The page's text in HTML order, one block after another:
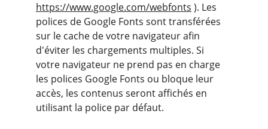
https://www.google.com/webfonts ). Les
polices de Google Fonts sont transférées
sur le cache de votre navigateur afin
d'éviter les chargements multiples. Si
votre navigateur ne prend pas en charge
les polices Google Fonts ou bloque leur
accès, les contenus seront affichés en
utilisant la police par défaut.